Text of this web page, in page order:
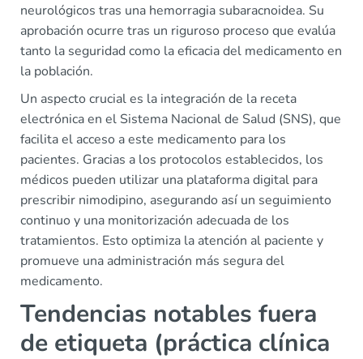
neurológicos tras una hemorragia subaracnoidea. Su
aprobación ocurre tras un riguroso proceso que evalúa
tanto la seguridad como la eficacia del medicamento en
la población.
Un aspecto crucial es la integración de la receta
electrónica en el Sistema Nacional de Salud (SNS), que
facilita el acceso a este medicamento para los
pacientes. Gracias a los protocolos establecidos, los
médicos pueden utilizar una plataforma digital para
prescribir nimodipino, asegurando así un seguimiento
continuo y una monitorización adecuada de los
tratamientos. Esto optimiza la atención al paciente y
promueve una administración más segura del
medicamento.
Tendencias notables fuera
de etiqueta (práctica clínica